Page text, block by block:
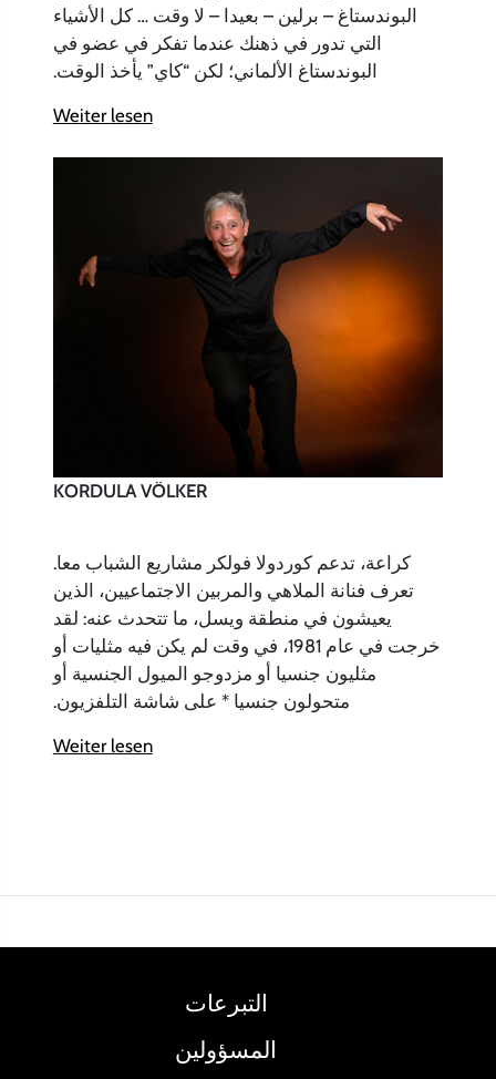
البوندستاغ – برلين – بعيدا – لا وقت … كل الأشياء
التي تدور في ذهنك عندما تفكر في عضو في
البوندستاغ الألماني؛ لكن “كاي” يأخذ الوقت.
Weiter lesen
KORDULA VÖLKER
كراعة، تدعم كوردولا فولكر مشاريع الشباب معا.
تعرف فنانة الملاهي والمربين الاجتماعيين، الذين
يعيشون في منطقة ويسل، ما تتحدث عنه: لقد
خرجت في عام 1981، في وقت لم يكن فيه مثليات أو
مثليون جنسيا أو مزدوجو الميول الجنسية أو
متحولون جنسيا * على شاشة التلفزيون.
Weiter lesen
التبرعات
المسؤولين